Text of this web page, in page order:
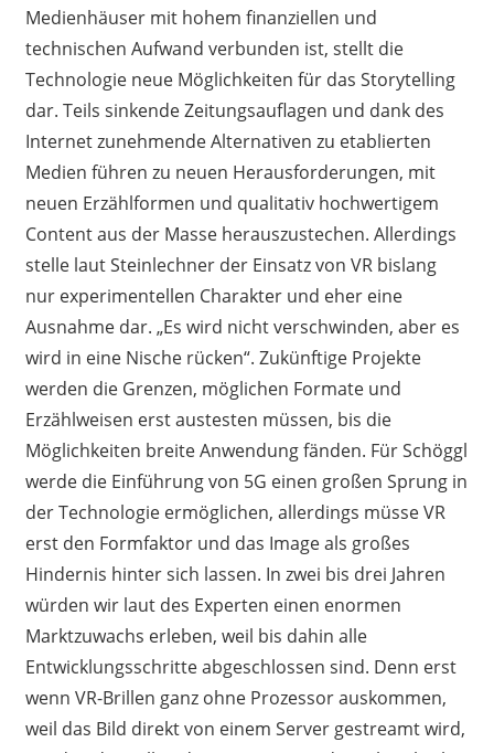
Medienhäuser mit hohem finanziellen und
technischen Aufwand verbunden ist, stellt die
Technologie neue Möglichkeiten für das Storytelling
dar. Teils sinkende Zeitungsauflagen und dank des
Internet zunehmende Alternativen zu etablierten
Medien führen zu neuen Herausforderungen, mit
neuen Erzählformen und qualitativ hochwertigem
Content aus der Masse herauszustechen. Allerdings
stelle laut Steinlechner der Einsatz von VR bislang
nur experimentellen Charakter und eher eine
Ausnahme dar. „Es wird nicht verschwinden, aber es
wird in eine Nische rücken“. Zukünftige Projekte
werden die Grenzen, möglichen Formate und
Erzählweisen erst austesten müssen, bis die
Möglichkeiten breite Anwendung fänden. Für Schöggl
werde die Einführung von 5G einen großen Sprung in
der Technologie ermöglichen, allerdings müsse VR
erst den Formfaktor und das Image als großes
Hindernis hinter sich lassen. In zwei bis drei Jahren
würden wir laut des Experten einen enormen
Marktzuwachs erleben, weil bis dahin alle
Entwicklungsschritte abgeschlossen sind. Denn erst
wenn VR-Brillen ganz ohne Prozessor auskommen,
weil das Bild direkt von einem Server gestreamt wird,